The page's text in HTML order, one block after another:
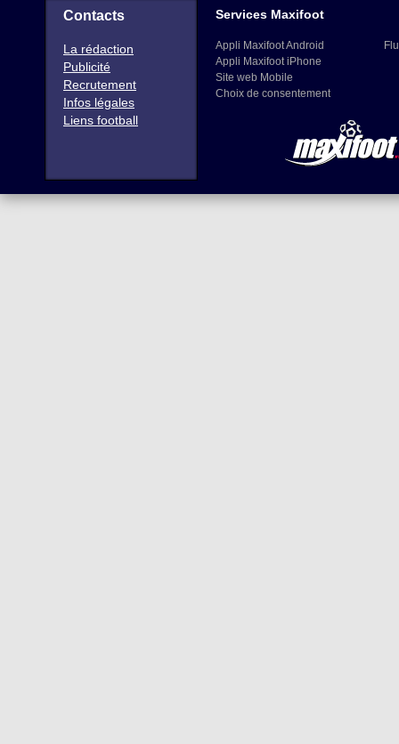
Contacts
La rédaction
Publicité
Recrutement
Infos légales
Liens football
Services Maxifoot
Appli Maxifoot Android
Appli Maxifoot iPhone
Site web Mobile
Choix de consentement